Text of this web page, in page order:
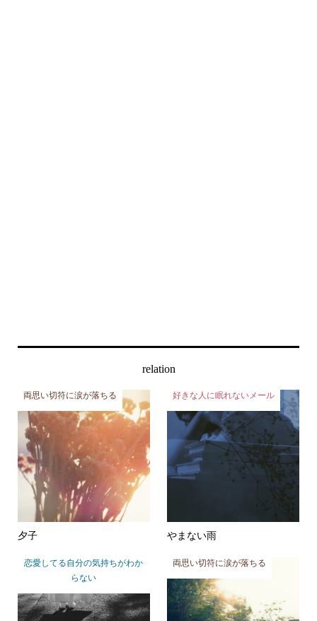
relation
両思い切符に涙が落ちる
夕子
好きな人に眠れないメール
やまない雨
恋愛してる自分の気持ちがわか
らない
両思い切符に涙が落ちる